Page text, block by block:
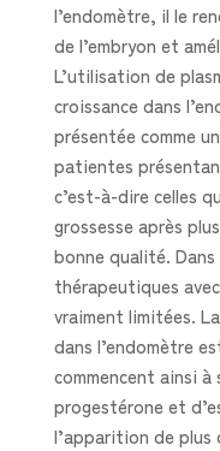
l’endomètre, il le
de l’embryon et
L’utilisation de
croissance dans
présentée comme
patientes
c’est-à-dire celles
grossesse après
bonne qualité.
thérapeutiques
vraiment limitées.
dans l’endomètre
commencent ainsi
progestérone et
l’apparition de plus